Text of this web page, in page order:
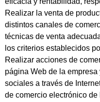
Realizar la venta de
distintos canales de
técnicas de venta
los criterios establecidos
Realizar acciones de
página Web de la
sociales a través de
de comercio electrónico